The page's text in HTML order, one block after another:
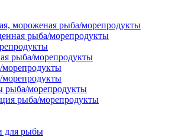
мороженая рыба/морепродукты
рыба/морепродукты
рыба/морепродукты
рыба/морепродукты
рыба/морепродукты
для рыбы